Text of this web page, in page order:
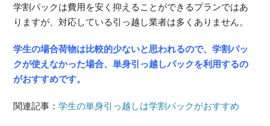
学割パックは費用を安く抑えることができるプランではあ
りますが、対応している引っ越し業者は多くありません。
学生の場合荷物は比較的少ないと思われるので、学割パッ
クが使えなかった場合、単身引っ越しパックを利用するの
がおすすめです。
関連記事：学生の単身引っ越しは学割パックがおすすめ